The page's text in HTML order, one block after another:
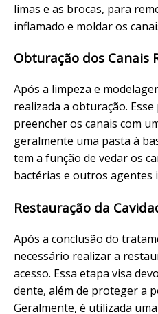
limas e as brocas, para
inflamado e moldar os
Obturação dos Canais
Após a limpeza e
realizada a obturação.
preencher os canais com
geralmente uma pasta à
tem a função de vedar os
bactérias e outros agentes
Restauração da
Após a conclusão do
necessário realizar a
acesso. Essa etapa visa
dente, além de proteger a
Geralmente, é utilizada